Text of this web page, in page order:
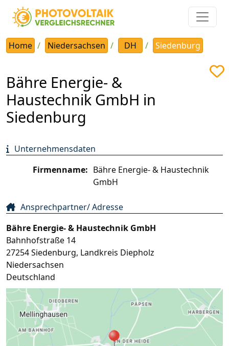
Home Niedersachsen DH Siedenburg
Bähre Energie- &
Haustechnik GmbH in
Siedenburg
Unternehmensdaten
Firmenname: Bähre Energie- & Haustechnik
GmbH
Ansprechpartner/ Adresse
Bähre Energie- & Haustechnik GmbH
Bahnhofstraße 14
27254Siedenburg, Landkreis Diepholz
Niedersachsen
Deutschland